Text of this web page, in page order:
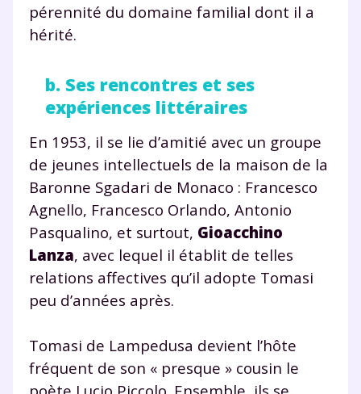
pérennité du domaine familial dont il a
hérité.
b. Ses rencontres et ses
expériences littéraires
En 1953, il se lie d’amitié avec un groupe
de jeunes intellectuels de la maison de la
Baronne Sgadari de Monaco : Francesco
Agnello, Francesco Orlando, Antonio
Pasqualino, et surtout, Gioacchino
Lanza, avec lequel il établit de telles
relations affectives qu’il adopte Tomasi
peu d’années après.
Tomasi de Lampedusa devient l’hôte
fréquent de son « presque » cousin le